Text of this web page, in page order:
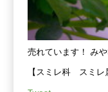
売れています！ み
【スミレ科 スミレ